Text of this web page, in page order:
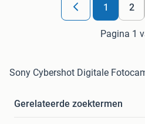
1 2
Pagina 1
Sony Cybershot Digitale
Gerelateerde zoektermen